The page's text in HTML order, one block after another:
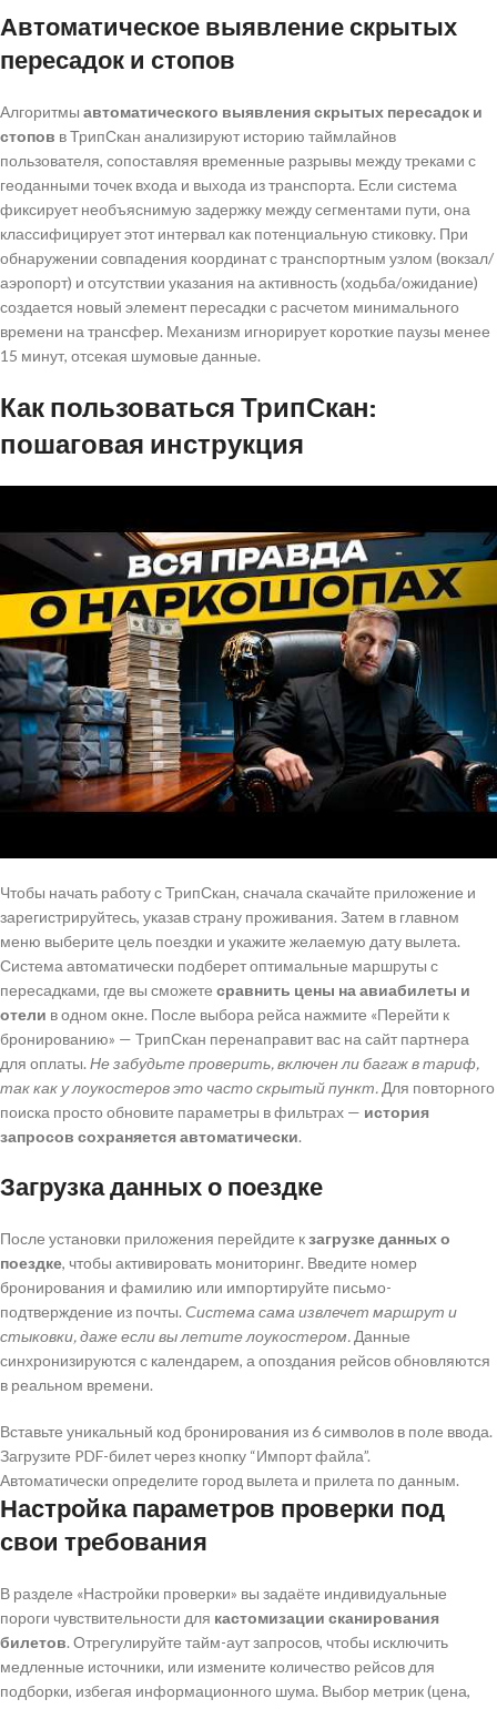
Автоматическое выявление скрытых
пересадок и стопов
Алгоритмы автоматического выявления скрытых пересадок и
стопов в ТрипСкан анализируют историю таймлайнов
пользователя, сопоставляя временные разрывы между треками с
геоданными точек входа и выхода из транспорта. Если система
фиксирует необъяснимую задержку между сегментами пути, она
классифицирует этот интервал как потенциальную стиковку. При
обнаружении совпадения координат с транспортным узлом (вокзал/
аэропорт) и отсутствии указания на активность (ходьба/ожидание)
создается новый элемент пересадки с расчетом минимального
времени на трансфер. Механизм игнорирует короткие паузы менее
15 минут, отсекая шумовые данные.
Как пользоваться ТрипСкан:
пошаговая инструкция
Чтобы начать работу с ТрипСкан, сначала скачайте приложение и
зарегистрируйтесь, указав страну проживания. Затем в главном
меню выберите цель поездки и укажите желаемую дату вылета.
Система автоматически подберет оптимальные маршруты с
пересадками, где вы сможете сравнить цены на авиабилеты и
отели в одном окне. После выбора рейса нажмите «Перейти к
бронированию» — ТрипСкан перенаправит вас на сайт партнера
для оплаты. Не забудьте проверить, включен ли багаж в тариф,
так как у лоукостеров это часто скрытый пункт. Для повторного
поиска просто обновите параметры в фильтрах — история
запросов сохраняется автоматически.
Загрузка данных о поездке
После установки приложения перейдите кзагрузке данных о
поездке, чтобы активировать мониторинг. Введите номер
бронирования и фамилию или импортируйте письмо-
подтверждение из почты. Система сама извлечет маршрут и
стыковки, даже если вы летите лоукостером. Данные
синхронизируются с календарем, а опоздания рейсов обновляются
в реальном времени.
Вставьте уникальный код бронирования из 6 символов в поле ввода.
Загрузите PDF-билет через кнопку “Импорт файла”.
Автоматически определите город вылета и прилета по данным.
Настройка параметров проверки под
свои требования
В разделе «Настройки проверки» вы задаёте индивидуальные
пороги чувствительности для кастомизации сканирования
билетов. Отрегулируйте тайм-аут запросов, чтобы исключить
медленные источники, или измените количество рейсов для
подборки, избегая информационного шума. Выбор метрик (цена,